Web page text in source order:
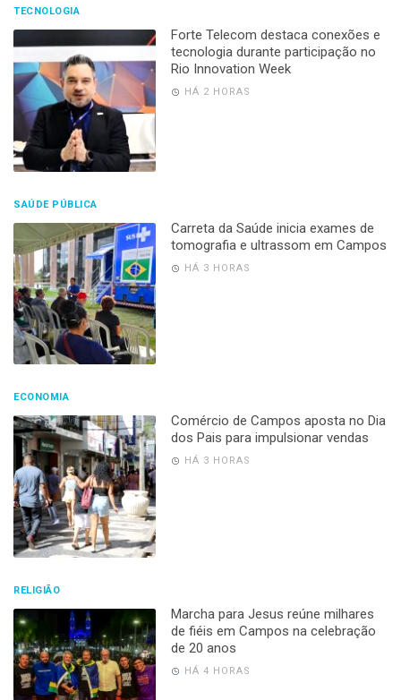
TECNOLOGIA
Forte Telecom destaca conexões e
tecnologia durante participação no
Rio Innovation Week
HÁ 2 HORAS
SAÚDE PÚBLICA
Carreta da Saúde inicia exames de
tomografia e ultrassom em Campos
HÁ 3 HORAS
ECONOMIA
Comércio de Campos aposta no Dia
dos Pais para impulsionar vendas
HÁ 3 HORAS
RELIGIÃO
Marcha para Jesus reúne milhares
de fiéis em Campos na celebração
de 20 anos
HÁ 4 HORAS